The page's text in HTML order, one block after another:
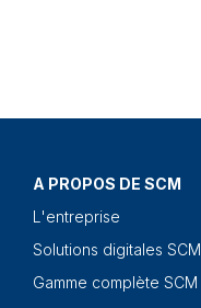
A PROPOS DE SCM
L'entreprise
Solutions digitales SCM
Gamme complète SCM